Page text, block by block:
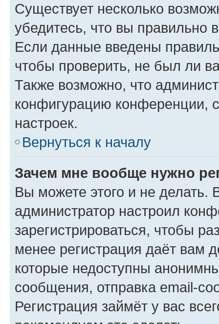
Существует несколько
убедитесь, что вы правильно
Если данные введены
чтобы проверить, не был ли
Также возможно, что
конфигурацию конференции,
настроек.
Вернуться к началу
Зачем мне вообще нужно
Вы можете этого и не делать.
администратор настроил
зарегистрироваться, чтобы
менее регистрация даёт вам
которые недоступны
сообщения, отправка email-
Регистрация займёт у вас